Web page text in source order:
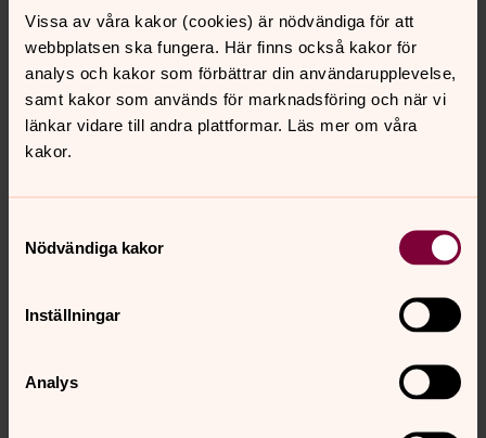
Vissa av våra kakor (cookies) är nödvändiga för att
webbplatsen ska fungera. Här finns också kakor för
analys och kakor som förbättrar din användarupplevelse,
samt kakor som används för marknadsföring och när vi
länkar vidare till andra plattformar. Läs mer om våra
kakor.
Nödvändiga kakor
Inställningar
Analys
Askgravplatsen är ett gravskick med mindre skötsel för
de anhöriga, men där den avlidnes namn ändå finns
med. Gravplatsen upplåts i 25 år med begränsad
gravrätt. Församlingen ansvarar för all skötsel.
Folder:Gravskick
Senast ändrad 29 augusti 2025
Synpunkter eller frågor på sidans
karlshamn.forsamling@svenskakyrkan.se